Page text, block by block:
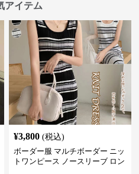
アイテム
¥3,800 (税込)
ボーダー服 マルチボーダー ニッ
トワンピース ノースリーブ ロン